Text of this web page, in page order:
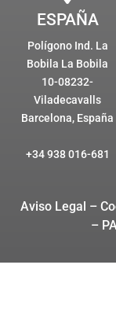
ESPAÑA
Polígono Ind. La
Bobila La Bobila
10-08232-
Viladecavalls
Barcelona, España
+34 938 016-681
Aviso Legal –
–